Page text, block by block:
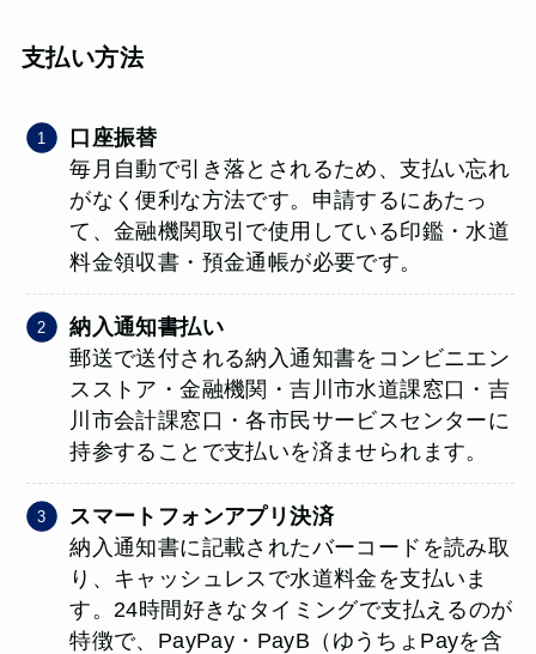
支払い方法
口座振替
毎月自動で引き落とされるため、支払い忘れ
がなく便利な方法です。申請するにあたっ
て、金融機関取引で使用している印鑑・水道
料金領収書・預金通帳が必要です。
納入通知書払い
郵送で送付される納入通知書をコンビニエン
スストア・金融機関・吉川市水道課窓口・吉
川市会計課窓口・各市民サービスセンターに
持参することで支払いを済ませられます。
スマートフォンアプリ決済
納入通知書に記載されたバーコードを読み取
り、キャッシュレスで水道料金を支払いま
す。24時間好きなタイミングで支払えるのが
特徴で、PayPay・PayB（ゆうちょPayを含